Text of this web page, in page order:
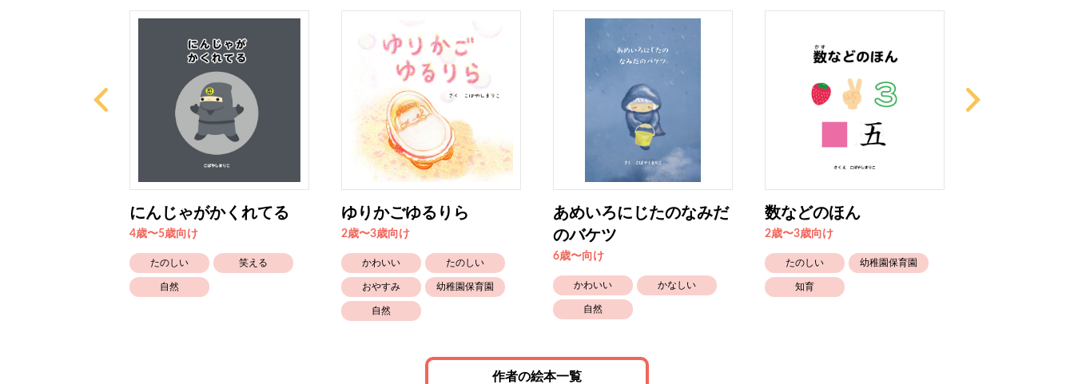
にんじゃがかくれてる
4歳〜5歳向け
たのしい 笑える
自然
ゆりかごゆるりら
2歳〜3歳向け
かわいい たのしい
おやすみ 幼稚園保育園
自然
あめいろにじたのなみだ
のバケツ
6歳〜向け
かわいい かなしい
自然
数などのほん
2歳〜3歳向け
たのしい 幼稚園保育園
知育
作者の絵本一覧